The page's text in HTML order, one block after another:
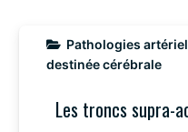
Pathologies
destinée cérébrale
Les troncs supra-